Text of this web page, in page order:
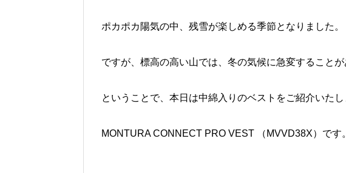
ポカポカ陽気の中、残雪が楽しめる季節となりました。
ですが、標高の高い山では、冬の気候に急変することが
ということで、本日は中綿入りのベストをご紹介いたし
MONTURA CONNECT PRO VEST （MVVD38X）です。